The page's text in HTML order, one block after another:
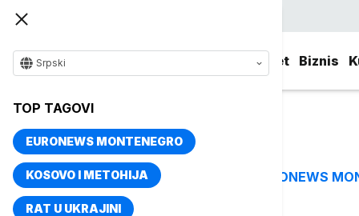
Svet Biznis
Srpski
TOP TAGOVI
EURONEWS MONTENEGRO
KOSOVO I METOHIJA
RAT U UKRAJINI
TOP TAGOVI EURONEWS